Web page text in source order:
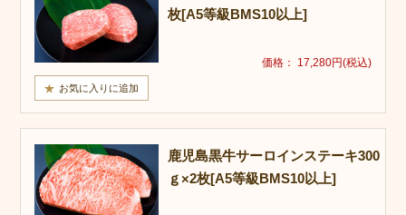
枚[A5等級BMS10以上]
価格： 17,280円(税込)
鹿児島黒牛サーロインステーキ300
ｇ×2枚[A5等級BMS10以上]